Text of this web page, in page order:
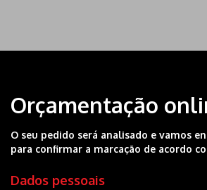
Orçamentação
O seu pedido será analisado e vamos
para confirmar a marcação de acordo
Dados pessoais